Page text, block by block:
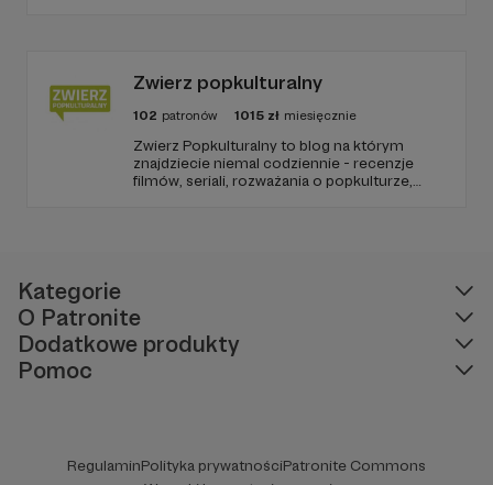
Zwierz popkulturalny
102 patronów 1015 zł miesięcznie
Zwierz Popkulturalny to blog na którym
znajdziecie niemal codziennie - recenzje
filmów, seriali, rozważania o popkulturze,
Kategorie
O Patronite
Dodatkowe produkty
Pomoc
RegulaminPolityka prywatnościPatronite Commons